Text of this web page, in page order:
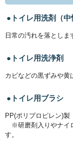
トイレ用洗剤（中
日常の汚れを落としま
トイレ用洗浄剤
カビなどの黒ずみや黄
トイレ用ブラシ
PP(ポリプロピレン)製
※研磨剤入りやナイ
す。